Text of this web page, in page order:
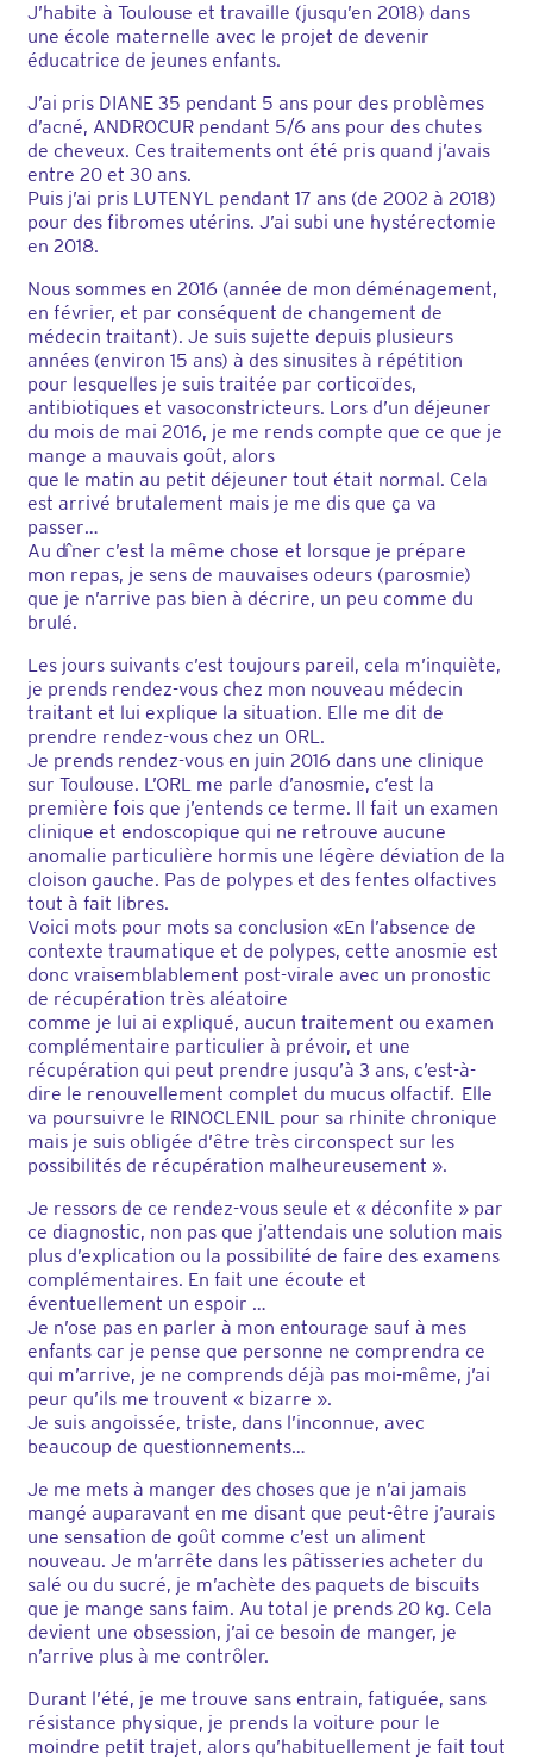
J’habite à Toulouse et travaille (jusqu’en 2018) dans
une école maternelle avec le projet de devenir
éducatrice de jeunes enfants.
J’ai pris DIANE 35 pendant 5 ans pour des problèmes
d’acné, ANDROCUR pendant 5/6 ans pour des chutes
de cheveux. Ces traitements ont été pris quand j’avais
entre 20 et 30 ans.
Puis j’ai pris LUTENYL pendant 17 ans (de 2002 à 2018)
pour des fibromes utérins. J’ai subi une hystérectomie
en 2018.
Nous sommes en 2016 (année de mon déménagement,
en février, et par conséquent de changement de
médecin traitant). Je suis sujette depuis plusieurs
années (environ 15 ans) à des sinusites à répétition
pour lesquelles je suis traitée par corticoïdes,
antibiotiques et vasoconstricteurs. Lors d’un déjeuner
du mois de mai 2016, je me rends compte que ce que je
mange a mauvais goût, alors
que le matin au petit déjeuner tout était normal. Cela
est arrivé brutalement mais je me dis que ça va
passer…
Au dîner c’est la même chose et lorsque je prépare
mon repas, je sens de mauvaises odeurs (parosmie)
que je n’arrive pas bien à décrire, un peu comme du
brulé.
Les jours suivants c’est toujours pareil, cela m’inquiète,
je prends rendez-vous chez mon nouveau médecin
traitant et lui explique la situation. Elle me dit de
prendre rendez-vous chez un ORL.
Je prends rendez-vous en juin 2016 dans une clinique
sur Toulouse. L’ORL me parle d’anosmie, c’est la
première fois que j’entends ce terme. Il fait un examen
clinique et endoscopique qui ne retrouve aucune
anomalie particulière hormis une légère déviation de la
cloison gauche. Pas de polypes et des fentes olfactives
tout à fait libres.
Voici mots pour mots sa conclusion «En l’absence de
contexte traumatique et de polypes, cette anosmie est
donc vraisemblablement post-virale avec un pronostic
de récupération très aléatoire
comme je lui ai expliqué, aucun traitement ou examen
complémentaire particulier à prévoir, et une
récupération qui peut prendre jusqu’à 3 ans, c’est-à-
dire le renouvellement complet du mucus olfactif. Elle
va poursuivre le RINOCLENIL pour sa rhinite chronique
mais je suis obligée d’être très circonspect sur les
possibilités de récupération malheureusement ».
Je ressors de ce rendez-vous seule et « déconfite » par
ce diagnostic, non pas que j’attendais une solution mais
plus d’explication ou la possibilité de faire des examens
complémentaires. En fait une écoute et
éventuellement un espoir …
Je n’ose pas en parler à mon entourage sauf à mes
enfants car je pense que personne ne comprendra ce
qui m’arrive, je ne comprends déjà pas moi-même, j’ai
peur qu’ils me trouvent « bizarre ».
Je suis angoissée, triste, dans l’inconnue, avec
beaucoup de questionnements…
Je me mets à manger des choses que je n’ai jamais
mangé auparavant en me disant que peut-être j’aurais
une sensation de goût comme c’est un aliment
nouveau. Je m’arrête dans les pâtisseries acheter du
salé ou du sucré, je m’achète des paquets de biscuits
que je mange sans faim. Au total je prends 20 kg. Cela
devient une obsession, j’ai ce besoin de manger, je
n’arrive plus à me contrôler.
Durant l’été, je me trouve sans entrain, fatiguée, sans
résistance physique, je prends la voiture pour le
moindre petit trajet, alors qu’habituellement je fait tout